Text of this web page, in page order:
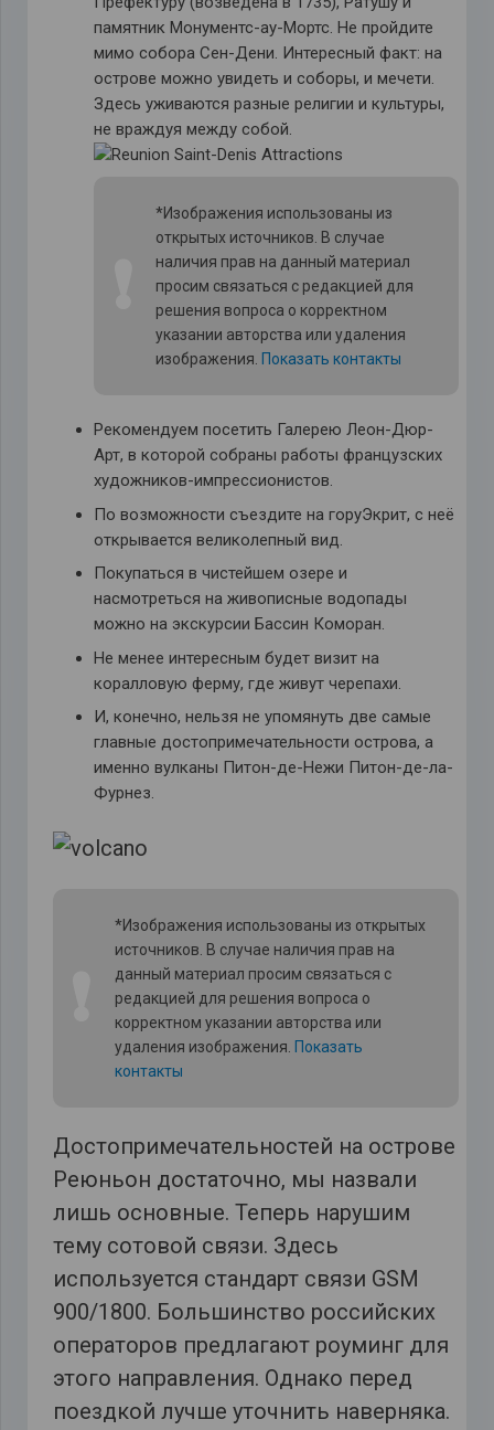
памятник Монументс-ау-Мортс. Не пройдите
мимо собора Сен-Дени. Интересный факт: на
острове можно увидеть и соборы, и мечети.
Здесь уживаются разные религии и культуры,
не враждуя между собой.
*Изображения использованы из
открытых источников. В случае
наличия прав на данный материал
просим связаться с редакцией для
решения вопроса о корректном
указании авторства или удаления
изображения. Показать контакты
Рекомендуем посетить Галерею Леон-Дюр-
Арт, в которой собраны работы французских
художников-импрессионистов.
По возможности съездите на горуЭкрит, с неё
открывается великолепный вид.
Покупаться в чистейшем озере и
насмотреться на живописные водопады
можно на экскурсии Бассин Коморан.
Не менее интересным будет визит на
коралловую ферму, где живут черепахи.
И, конечно, нельзя не упомянуть две самые
главные достопримечательности острова, а
именно вулканы Питон-де-Нежи Питон-де-ла-
Фурнез.
*Изображения использованы из открытых
источников. В случае наличия прав на
данный материал просим связаться с
редакцией для решения вопроса о
корректном указании авторства или
удаления изображения. Показать
контакты
Достопримечательностей на острове
Реюньон достаточно, мы назвали
лишь основные. Теперь нарушим
тему сотовой связи. Здесь
используется стандарт связи GSM
900/1800. Большинство российских
операторов предлагают роуминг для
этого направления. Однако перед
поездкой лучше уточнить наверняка.